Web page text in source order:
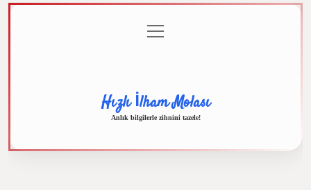
menüyü
aç
Hızlı İlham Molası
Anlık bilgilerle zihnini tazele!